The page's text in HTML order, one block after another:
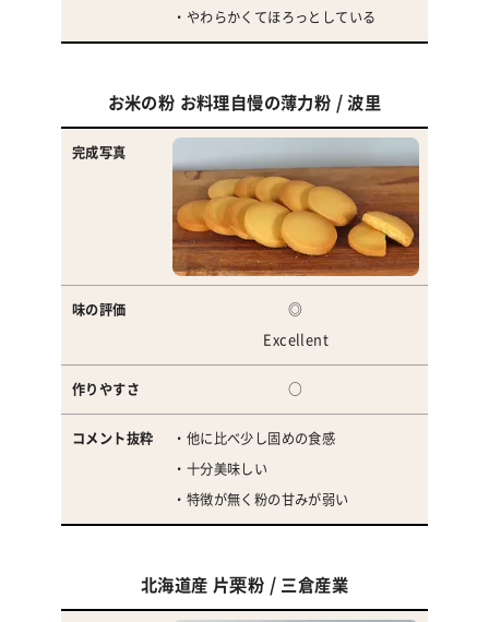
す
ン
抜
粋
・やわらかくてほろっとしている
お米の粉 お料理自慢の薄力粉 / 波里
◎
Excellent
○
・他に比べ少し固めの食感
・十分美味しい
・特徴が無く粉の甘みが弱い
北海道産 片栗粉 / 三倉産業